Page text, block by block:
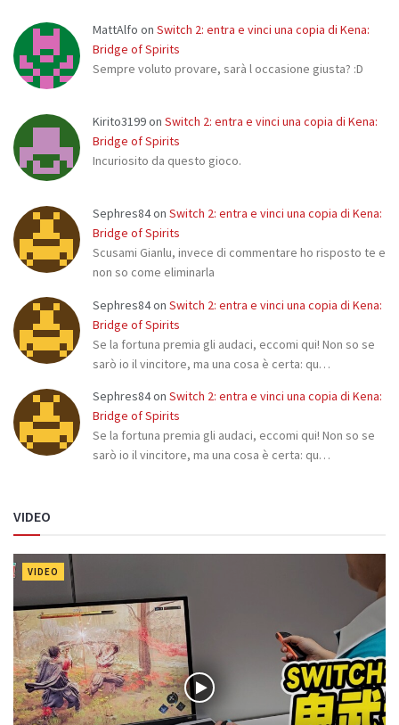
MattAlfo on Switch 2: entra e vinci una copia di Kena:
Bridge of Spirits
Sempre voluto provare, sarà l occasione giusta? :D
Kirito3199on Switch 2: entra e vinci una copia di Kena:
Bridge of Spirits
Incuriosito da questo gioco.
Sephres84on Switch 2: entra e vinci una copia di Kena:
Bridge of Spirits
Scusami Gianlu, invece di commentare ho risposto te e
non so come eliminarla
Sephres84on Switch 2: entra e vinci una copia di Kena:
Bridge of Spirits
Se la fortuna premia gli audaci, eccomi qui! Non so se
sarò io il vincitore, ma una cosa è certa: qu…
Sephres84on Switch 2: entra e vinci una copia di Kena:
Bridge of Spirits
Se la fortuna premia gli audaci, eccomi qui! Non so se
sarò io il vincitore, ma una cosa è certa: qu…
VIDEO
VIDEO